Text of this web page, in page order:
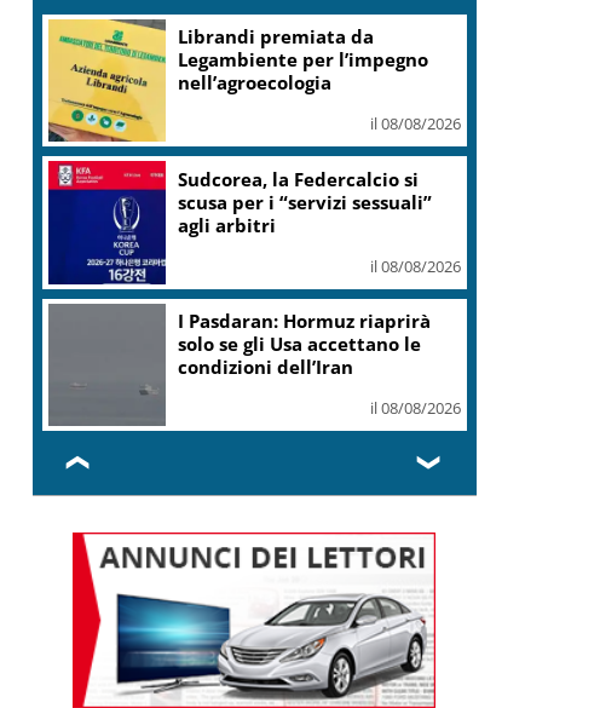
In Istria, da settembre tartufi,
vino e produzioni locali
Relitto di epoca romana
scoperto al largo di Mazara del
Vallo
Trattativa acquisto per Spin
Time resta aperta, Gualtieri al
presidio
il 08/08/2026
❮ ❯